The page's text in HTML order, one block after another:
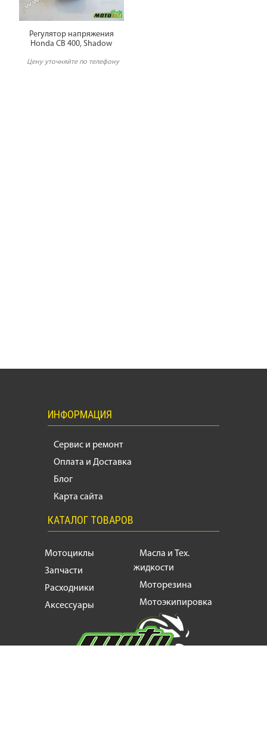
Регулятор напряжения
Honda CB 400, Shadow
Цену уточняйте по телефону
ИНФОРМАЦИЯ
Сервис и ремонт
Оплата и Доставка
Блог
Карта сайта
КАТАЛОГ ТОВАРОВ
Мотоциклы
Запчасти
Расходники
Аксессуары
Масла и Тех.
жидкости
Моторезина
Мотоэкипировка